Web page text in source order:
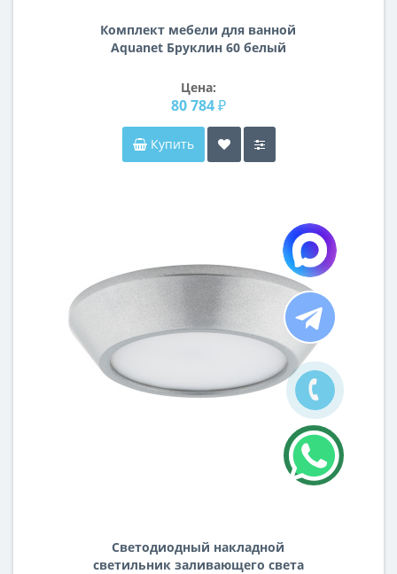
Комплект мебели для ванной
Aquanet Бруклин 60 белый
Цена:
80 784 ₽
Купить
Светодиодный накладной
светильник заливающего света